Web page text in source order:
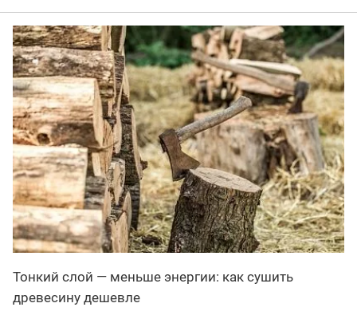
Тонкий слой — меньше энергии: как сушить
древесину дешевле